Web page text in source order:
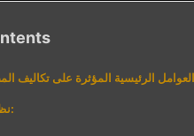
العوامل الرئيسية المؤثرة على تكاليف
نظام القيادة: